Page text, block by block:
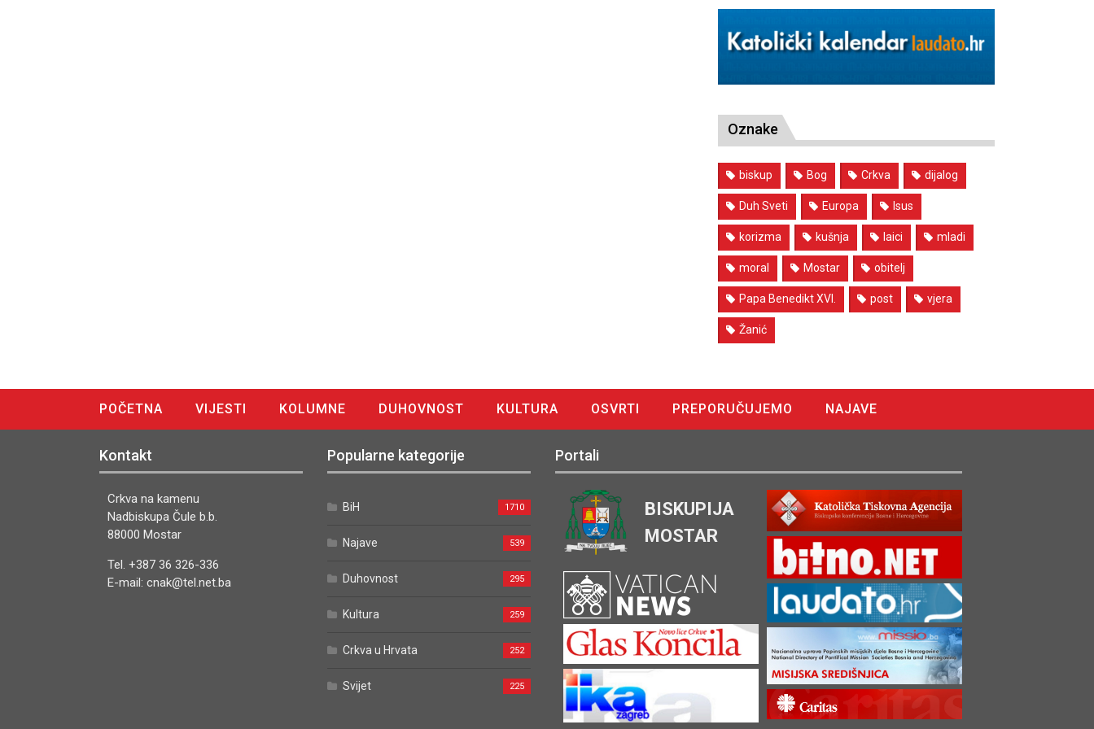
Oznake
biskup Bog Crkva dijalog
Duh Sveti Europa Isus
korizma kušnja laici mladi
moral Mostar obitelj
Papa Benedikt XVI. post vjera
Žanić
POČETNA VIJESTI KOLUMNE DUHOVNOST KULTURA OSVRTI PREPORUČUJEMO
NAJAVE
Kontakt
Crkva na kamenu
Nadbiskupa Čule b.b.
88000 Mostar
Tel. +387 36 326-336
E-mail: cnak@tel.net.ba
Popularne kategorije
BiH 1710
Najave 539
Duhovnost 295
Kultura 259
Crkva u Hrvata 252
Svijet 225
Portali
BISKUPIJA
MOSTAR